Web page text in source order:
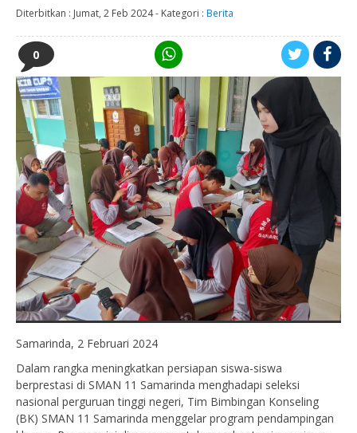
Diterbitkan : Jumat, 2 Feb 2024- Kategori : Berita
0
Samarinda, 2 Februari 2024
Dalam rangka meningkatkan persiapan siswa-siswa
berprestasi di SMAN 11 Samarinda menghadapi seleksi
nasional perguruan tinggi negeri, Tim Bimbingan Konseling
(BK) SMAN 11 Samarinda menggelar program pendampingan